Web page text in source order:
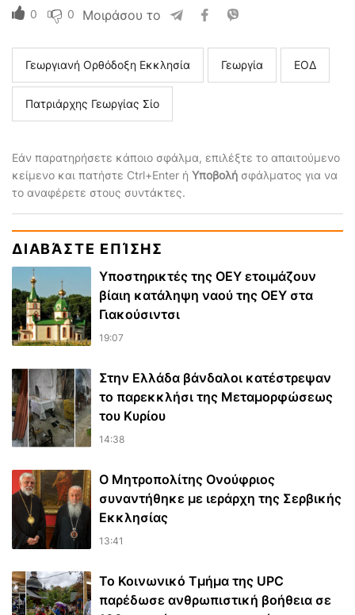
0 0 Μοιράσου το
Γεωργιανή Ορθόδοξη Εκκλησία Γεωργία ΕΟΔ
Πατριάρχης Γεωργίας Σίο
Εάν παρατηρήσετε κάποιο σφάλμα, επιλέξτε το απαιτούμενο
κείμενο και πατήστε Ctrl+Enter ή Υποβολή σφάλματος για να
το αναφέρετε στους συντάκτες.
ΔΙΑΒΆΣΤΕ ΕΠΊΣΗΣ
Υποστηρικτές της ΟΕΥ ετοιμάζουν
βίαιη κατάληψη ναού της ΟΕΥ στα
Γιακούσιντσι
19:07
Στην Ελλάδα βάνδαλοι κατέστρεψαν
το παρεκκλήσι της Μεταμορφώσεως
του Κυρίου
14:38
Ο Μητροπολίτης Ονούφριος
συναντήθηκε με ιεράρχη της Σερβικής
Εκκλησίας
13:41
Το Κοινωνικό Τμήμα της UPC
παρέδωσε ανθρωπιστική βοήθεια σε